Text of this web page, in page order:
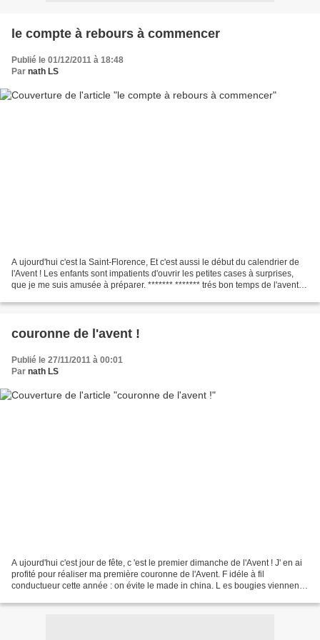
le compte à rebours à commencer
Publié le 01/12/2011 à 18:48
Par nath LS
A ujourd'hui c'est la Saint-Florence, Et c'est aussi le début du calendrier de
l'Avent ! Les enfants sont impatients d'ouvrir les petites cases à surprises,
que je me suis amusée à préparer. ******* ******* trés bon temps de l'avent
couronne de l'avent !
Publié le 27/11/2011 à 00:01
Par nath LS
A ujourd'hui c'est jour de fête, c 'est le premier dimanche de l'Avent ! J' en ai
profité pour réaliser ma première couronne de l'Avent. F idéle à fil
conductueur cette année : on évite le made in china. L es bougies viennent